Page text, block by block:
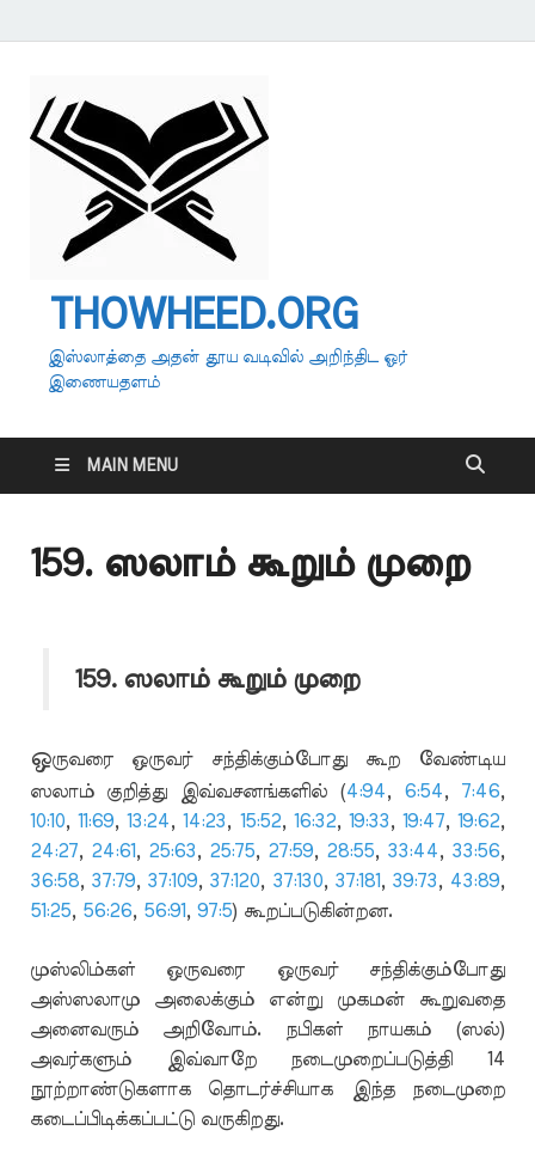
THOWHEED.ORG
இஸ்லாத்தை அதன் தூய வடிவில் அறிந்திட ஓர்
இணையதளம்
MAIN MENU
159. ஸலாம் கூறும் முறை
159. ஸலாம் கூறும் முறை
ஒருவரை ஒருவர் சந்திக்கும்போது கூற வேண்டிய
ஸலாம் குறித்து இவ்வசனங்களில் (4:94, 6:54, 7:46,
10:10,11:69,13:24,14:23, 15:52, 16:32, 19:33, 19:47, 19:62,
24:27, 24:61, 25:63, 25:75, 27:59, 28:55, 33:44, 33:56,
36:58, 37:79, 37:109, 37:120, 37:130, 37:181, 39:73, 43:89,
51:25, 56:26, 56:91, 97:5) கூறப்படுகின்றன.
முஸ்லிம்கள் ஒருவரை ஒருவர் சந்திக்கும்போது
அஸ்ஸலாமு அலைக்கும் என்று முகமன் கூறுவதை
அனைவரும் அறிவோம். நபிகள் நாயகம் (ஸல்)
அவர்களும் இவ்வாறே நடைமுறைப்படுத்தி 14
நூற்றாண்டுகளாக தொடர்ச்சியாக இந்த நடைமுறை
கடைப்பிடிக்கப்பட்டு வருகிறது.